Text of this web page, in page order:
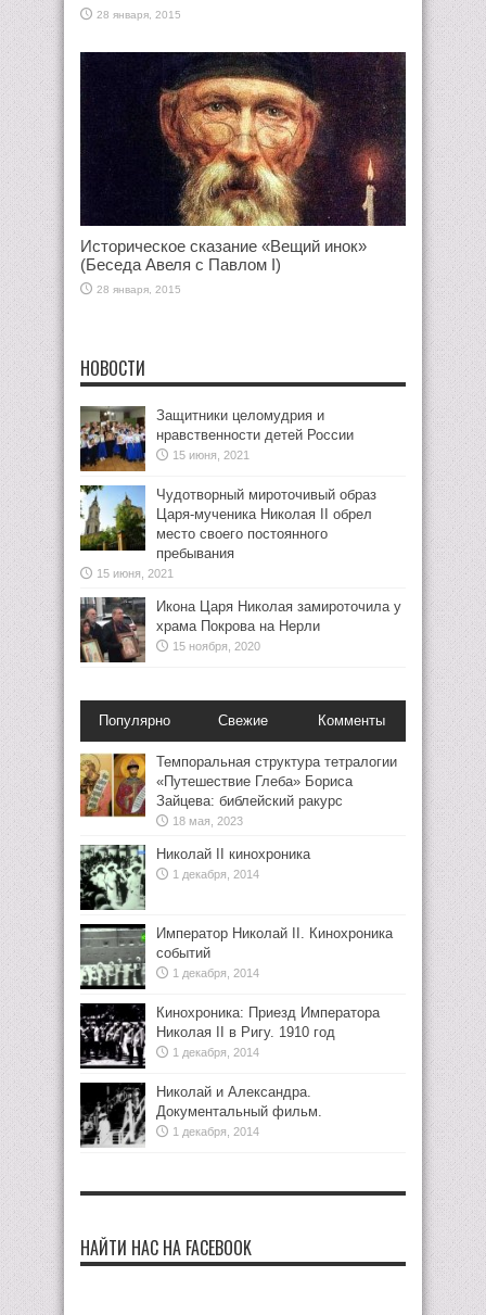
28 января, 2015
Историческое сказание «Вещий инок»
(Беседа Авеля с Павлом I)
28 января, 2015
НОВОСТИ
Защитники целомудрия и
нравственности детей России
15 июня, 2021
Чудотворный мироточивый образ
Царя-мученика Николая II обрел
место своего постоянного
пребывания
15 июня, 2021
Икона Царя Николая замироточила у
храма Покрова на Нерли
15 ноября, 2020
Популярно Свежие Комменты
Темпоральная структура тетралогии
«Путешествие Глеба» Бориса
Зайцева: библейский ракурс
18 мая, 2023
Николай II кинохроника
1 декабря, 2014
Император Николай II. Кинохроника
событий
1 декабря, 2014
Кинохроника: Приезд Императора
Николая II в Ригу. 1910 год
1 декабря, 2014
Николай и Александра.
Документальный фильм.
1 декабря, 2014
НАЙТИ НАС НА FACEBOOK